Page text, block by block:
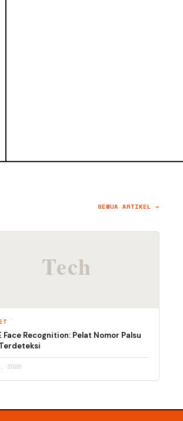
SEMUA ARTIKEL →
Face Recognition: Pelat Nomor Palsu
2026